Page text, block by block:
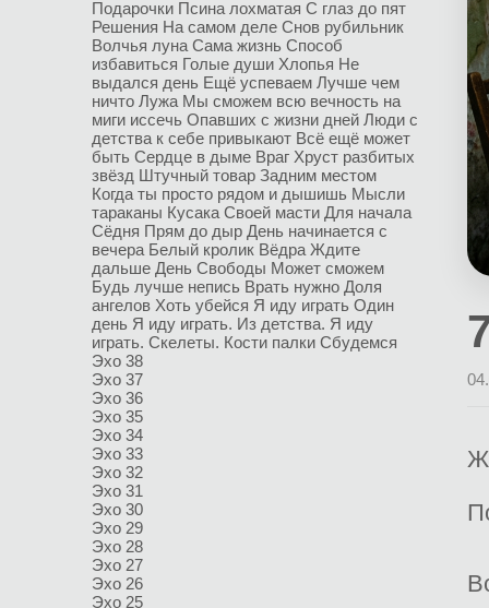
Подарочки Псина лохматая С глаз до пят
Решения На самом деле Снов рубильник
Волчья луна Сама жизнь Способ
избавиться Голые души Хлопья Не
выдался день Ещё успеваем Лучше чем
ничто Лужа Мы сможем всю вечность на
миги иссечь Опавших с жизни дней Люди с
детства к себе привыкают Всё ещё может
быть Сердце в дыме Враг Хруст разбитых
звёзд Штучный товар Задним местом
Когда ты просто рядом и дышишь Мысли
тараканы Кусака Своей масти Для начала
Сёдня Прям до дыр День начинается с
вечера Белый кролик Вёдра Ждите
дальше День Свободы Может сможем
Будь лучше непись Врать нужно Доля
ангелов Хоть убейся Я иду играть Один
день Я иду играть. Из детства. Я иду
играть. Скелеты. Кости палки Сбудемся
Эхо 38
Эхо 37
Эхо 36
Эхо 35
Эхо 34
Эхо 33
Эхо 32
Эхо 31
Эхо 30
Эхо 29
Эхо 28
Эхо 27
Эхо 26
Эхо 25